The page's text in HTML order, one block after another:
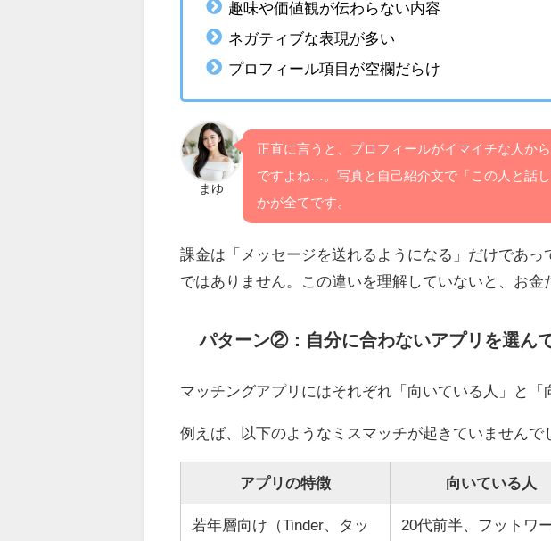
趣味や価値観が伝わらない内容
ネガティブな表現が多い
プロフィール項目が空欄だらけ
まゆ
正直に言うと、プロフィールがイマイチな人か
ですよね…。写真と自己紹介文で「この人と話
かが全てです。
課金は「メッセージを送れるようになる」だけであ
ではありません。この違いを理解していないと、お金
パターン②：自分に合わないアプリを選ん
マッチングアプリにはそれぞれ「向いている人」と「
例えば、以下のようなミスマッチが起きていませんで
アプリの特徴 向いている人
若年層向け（Tinder、タッ 20代前半、フットワ